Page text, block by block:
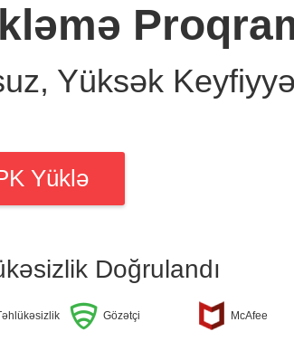
Yüksək
Yüklə
Doğrulandı
Gözətçi McAfee